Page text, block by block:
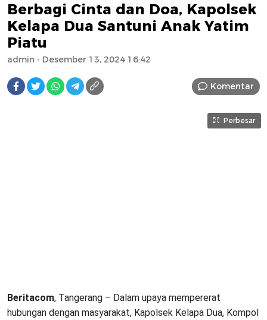
Berbagi Cinta dan Doa, Kapolsek
Kelapa Dua Santuni Anak Yatim
Piatu
admin - Desember 13, 2024 16:42
Komentar
Perbesar
Beritacom, Tangerang – Dalam upaya mempererat
hubungan dengan masyarakat, Kapolsek Kelapa Dua, Kompol